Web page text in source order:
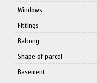
Windows
Fittings
Balcony
Shape of parcel
Basement